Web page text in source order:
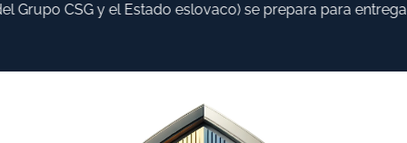
Grupo CSG y el Estado eslovaco) se prepara para